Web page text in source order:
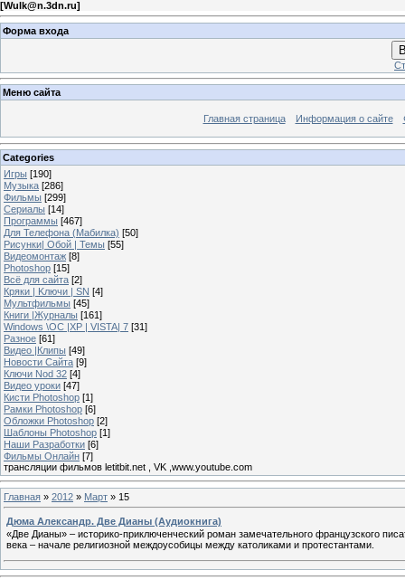
[Wulk@n.3dn.ru]
Форма входа
Меню сайта
Главная страница Информация о сайте
Categories
Игры [190]
Музыка [286]
Фильмы [299]
Сериалы [14]
Программы [467]
Для Телефона (Мабилка) [50]
Рисунки| Обой | Темы [55]
Видеомонтаж [8]
Photoshop [15]
Всё для сайта [2]
Кряки | Kлючи | SN [4]
Мультфильмы [45]
Книги |Журналы [161]
Windows \OC |XP | VISTA| 7 [31]
Разное [61]
Видео |Клипы [49]
Новости Сайта [9]
Ключи Nod 32 [4]
Видео уроки [47]
Кисти Photoshop [1]
Рамки Photoshop [6]
Обложки Photoshop [2]
Шаблоны Photoshop [1]
Наши Разработки [6]
Фильмы Онлайн [7]
трансляции фильмов letitbit.net , VK ,www.youtube.com
Главная » 2012 » Март » 15
Дюма Александр. Две Дианы (Аудиокнига)
«Две Дианы» – историко-приключенческий роман замечательного французского
века – начале религиозной междоусобицы между католиками и протестантами.